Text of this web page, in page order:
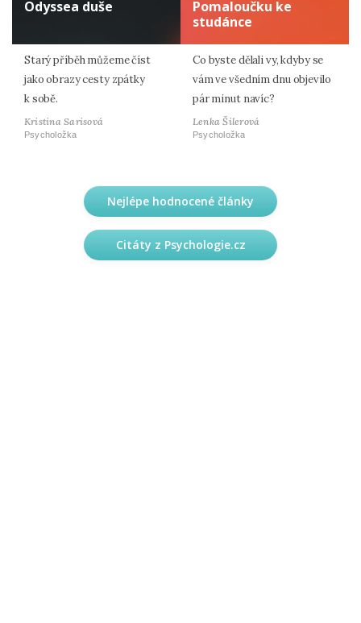
Odyssea duše
Starý příběh můžeme číst
jako obrazy cesty zpátky
k sobě.
Kristina Sarisová
Psycholožka
Pomaloučku ke
studánce
Co byste dělali vy, kdyby se
vám ve všedním dnu objevilo
pár minut navíc?
Lenka Šilerová
Psycholožka
Nejlépe hodnocené články
Citáty z Psychologie.cz